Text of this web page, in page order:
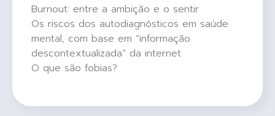
Burnout: entre a ambição e o sentir
Os riscos dos autodiagnósticos em saúde
mental, com base em “informação
descontextualizada” da internet
O que são fobias?